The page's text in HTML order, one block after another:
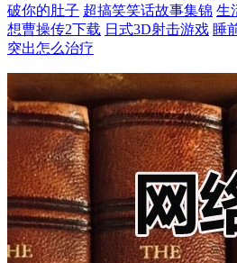
破你的肚子 超搞笑笑话故事集锦 生
想曹操传2下载 日式3D射击游戏 睡
突出怎么治疗